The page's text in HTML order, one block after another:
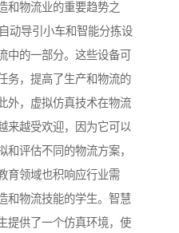
和物流业的重要趋势之
动导引小车和智能分拣设
中的一部分。这些设备可
务，提高了生产和物流的
外，虚拟仿真技术在物流
来越受欢迎，因为它可以
评估不同的物流方案，
育领域也积响应行业需
和物流技能的学生。智慧
提供了一个仿真环境，使